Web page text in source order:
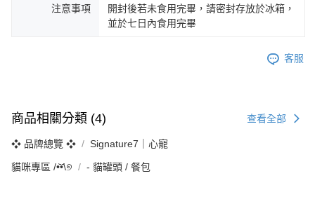
注意事項
開封後若未食用完畢，請密封存放於冰箱，
並於七日內食用完畢
客服
商品相關分類 (4) 查看全部
❖ 品牌總覽 ❖ Signature7｜心寵
貓咪專區 /•᷅‎‎•᷄\୭ ‐ 貓罐頭 / 餐包